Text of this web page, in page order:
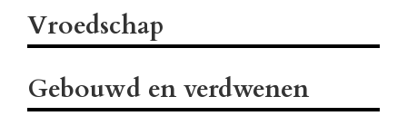
Vroedschap
Gebouwd en verdwenen